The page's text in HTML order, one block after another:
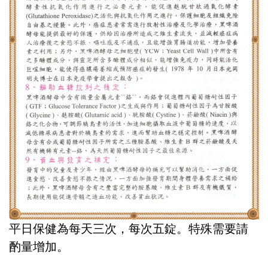
平日保健為每天三次，每次五錠。特殊需要請
酌量增加。